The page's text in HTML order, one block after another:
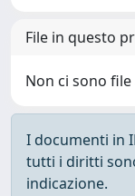
File in questo
Non ci sono
I documenti in
tutti i diritti
indicazione.